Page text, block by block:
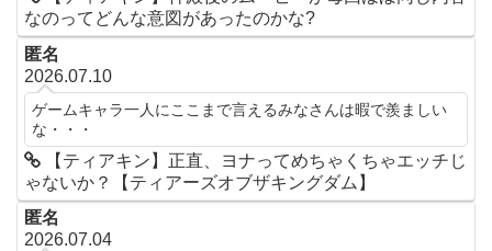
なのってどんな意図があったのかな?
匿名
2026.07.10
ゲームキャラ一人にここまで言えるみなさんは暇で羨ましい
な・・・
【ティアキン】正直、ヨナってめちゃくちゃエッチじ
ゃないか？【ティアーズオブザキングダム】
匿名
2026.07.04